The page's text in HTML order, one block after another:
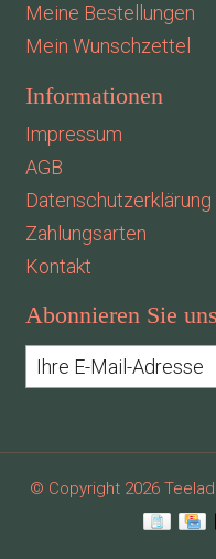
Meine Bestellungen
Mein Wunschzettel
Informationen
Impressum
AGB
Datenschutzerklärung
Zahlungsarten
Kontakt
Abonnieren Sie
© Copyright 2026